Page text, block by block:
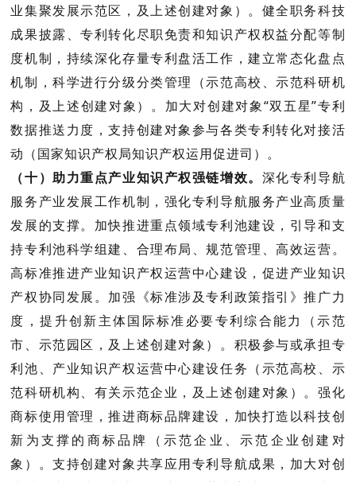
业集聚发展示范区，及上述创建对象 ）。健全职务科技
成果披露、专利转化尽职免责和知识产权权益分配等制
度机制，持续深化存量专利盘活工作，建立常态化盘点
机制，科学进行分级分类管理（示范高校、示范科研机
构，及上述创建对象）。加大对创建对象“双五星”专利
数据推送力度，支持创建对象参与各类专利转化对接活
动（国家知识产权局知识产权运用促进司 ）。
（十）助力重点产业知识产权强链增效。 深化专利导航
服务产业发展工作机制，强化专利导航服务产业高质量
发展的支撑。加快推进重点领域专利池建设，引导和支
持专利池科学组建、合理布局、规范管理、高效运营。
高标准推进产业知识产权运营中心建设，促进产业知识
产权协同发展。加强《标准涉及专利政策指引》推广力
度，提升创新主体国际标准必要专利综合能力（示范
市、示范园区，及上述创建对象）。积极参与或承担专
利池、产业知识产权运营中心建设任务（示范高校、示
范科研机构、有关示范企业，及上述创建对象 ）。强化
商标使用管理，推进商标品牌建设，加快打造以科技创
新为支撑的商标品牌（ 示范企业、示范企业创建对
象 ）。支持创建对象共享应用专利导航成果，加大对创